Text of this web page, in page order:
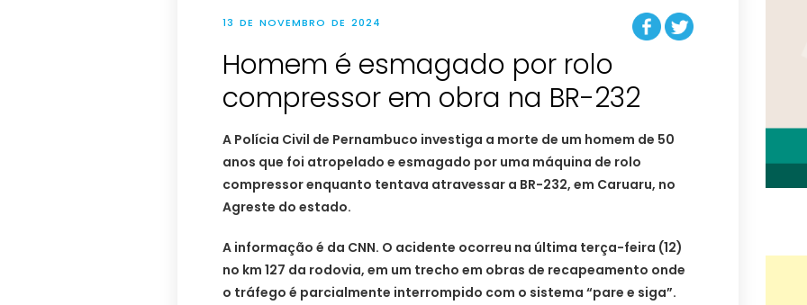
13 DE NOVEMBRO DE 2024
Homem é esmagado por rolo
compressor em obra na BR-232
A Polícia Civil de Pernambuco investiga a morte de um homem de 50
anos que foi atropelado e esmagado por uma máquina de rolo
compressor enquanto tentava atravessar a BR-232, em Caruaru, no
Agreste do estado.
A informação é da CNN. O acidente ocorreu na última terça-feira (12)
no km 127 da rodovia, em um trecho em obras de recapeamento onde
o tráfego é parcialmente interrompido com o sistema “pare e siga”.